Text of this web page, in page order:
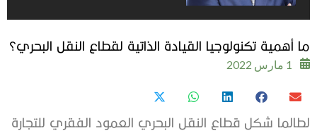
ما أهمية تكنولوجيا القيادة الذاتية لقطاع النقل البحري؟
1 مارس 2022
لطالما شكل قطاع النقل البحري العمود الفقري للتجارة